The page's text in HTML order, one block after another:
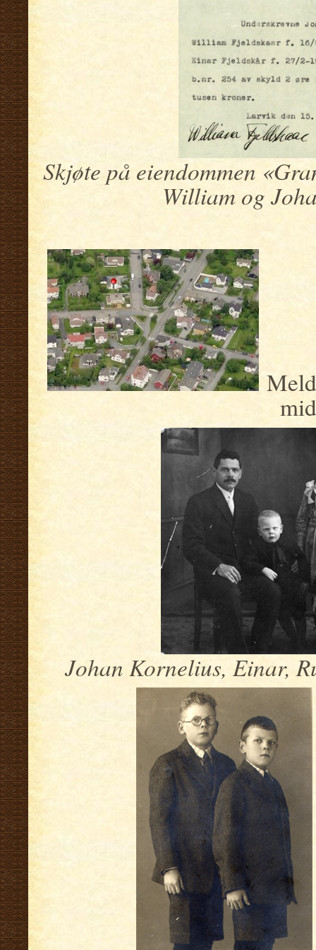
Skjøte på eiendommen
William og
Johan Kornelius, Einar,